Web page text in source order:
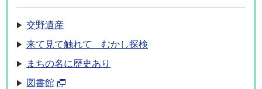
交野遺産
来て見て触れて むかし探検
まちの名に歴史あり
図書館